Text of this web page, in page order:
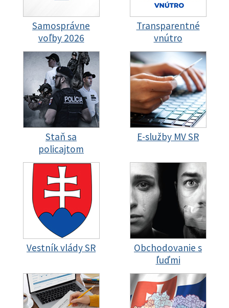
Samosprávne
voľby 2026
Transparentné
vnútro
Staň sa
policajtom
E-služby MV SR
Vestník vlády SR
Obchodovanie s
ľuďmi